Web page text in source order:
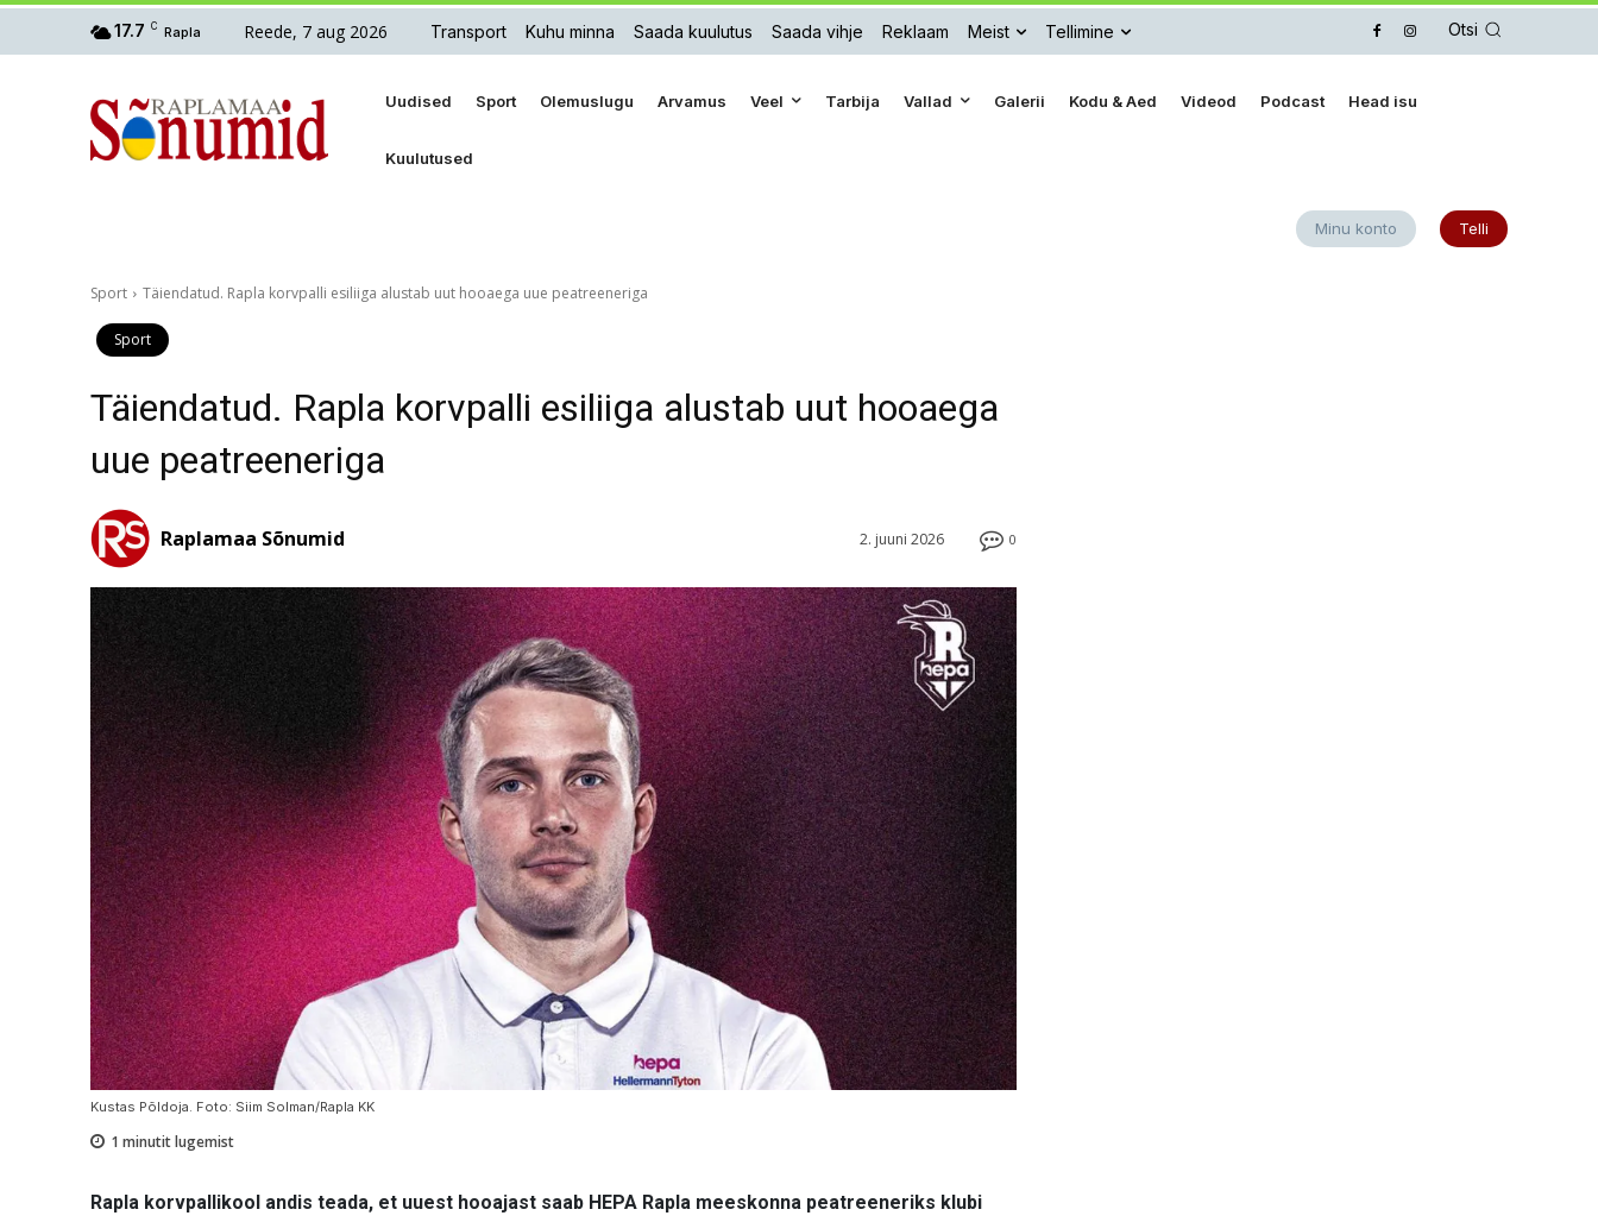
17.7 C Rapla Reede, 7 aug 2026 Transport Kuhu minna Saada kuulutus Saada vihje Reklaam Meist Tellimine Otsi
Uudised Sport Olemuslugu Arvamus Veel Tarbija Vallad Galerii Kodu & Aed Videod Podcast Head isu
Kuulutused
Minu konto Telli
Sport Täiendatud. Rapla korvpalli esiliiga alustab uut hooaega uue peatreeneriga
Sport
Täiendatud. Rapla korvpalli esiliiga alustab uut hooaega
uue peatreeneriga
0
2. juuni 2026
Raplamaa Sõnumid
Kustas Põldoja. Foto: Siim Solman/Rapla KK
1 minutit lugemist
Rapla korvpallikool andis teada, et uuest hooajast saab HEPA Rapla meeskonna peatreeneriks klubi